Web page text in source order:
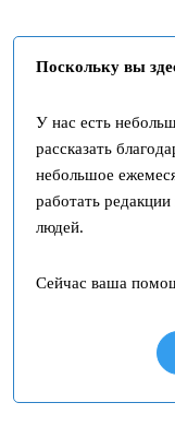
Поскольку вы
У нас есть
рассказать
небольшое
работать
людей.
Сейчас ваша